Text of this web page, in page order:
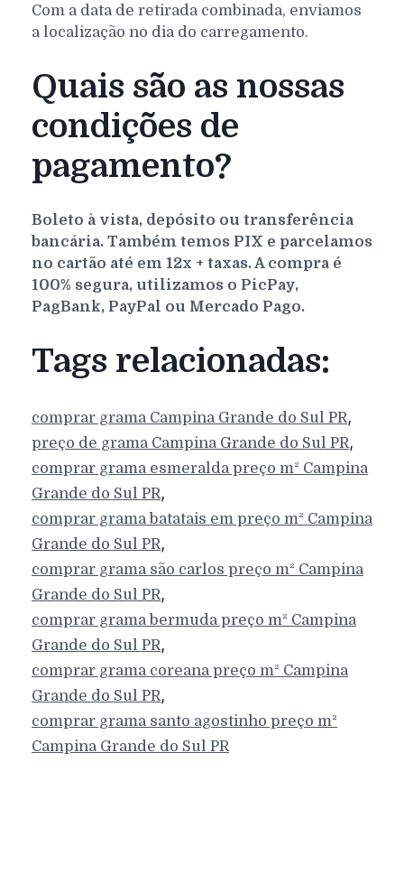
Com a data de retirada combinada, enviamos
a localização no dia do carregamento.
Quais são as nossas
condições de
pagamento?
Boleto à vista, depósito ou transferência
bancária. Também temos PIX e parcelamos
no cartão até em 12x + taxas. A compra é
100% segura, utilizamos o PicPay,
PagBank, PayPal ou Mercado Pago.
Tags relacionadas:
comprar grama Campina Grande do Sul PR,
preço de grama Campina Grande do Sul PR,
comprar grama esmeralda preço m² Campina
Grande do Sul PR,
comprar grama batatais em preço m² Campina
Grande do Sul PR,
comprar grama são carlos preço m² Campina
Grande do Sul PR,
comprar grama bermuda preço m² Campina
Grande do Sul PR,
comprar grama coreana preço m² Campina
Grande do Sul PR,
comprar grama santo agostinho preço m²
Campina Grande do Sul PR